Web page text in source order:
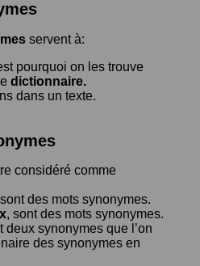
servent à:
pourquoi on les trouve
dictionnaire.
dans un texte.
considéré comme
des mots synonymes.
, sont des mots synonymes.
deux synonymes que l’on
des synonymes en